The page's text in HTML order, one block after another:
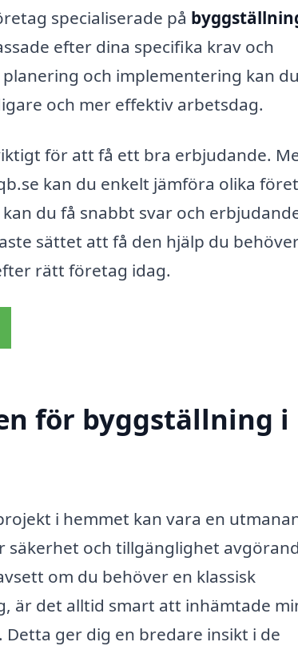
specialiserade på
efter dina specifika krav och
och implementering kan du
och mer effektiv arbetsdag.
för att få ett bra erbjudande.
kan du enkelt jämföra olika
du få snabbt svar och
sättet att få den hjälp du
rätt företag idag.
för byggställning i
i hemmet kan vara en
och tillgänglighet
om du behöver en klassisk
är det alltid smart att inhämtade
ger dig en bredare insikt i de